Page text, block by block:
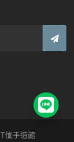
T恤手造館